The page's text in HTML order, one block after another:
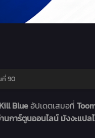
ที่ 90
Kill Blueอัปเดตเสมอที่
นการ์ตูนออนไลน์ มังงะแปล